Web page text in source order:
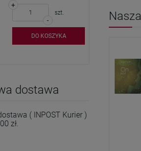
-
+
szt.
DO KOSZYKA
dostawa
( INPOST Kurier )
zł.